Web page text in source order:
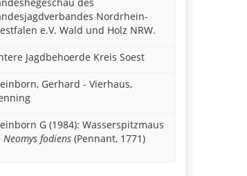
Nordrhein-
e.V. Wald und Holz NRW.
Jagdbehoerde Kreis Soest
Gerhard - Vierhaus,
G (1984): Wasserspitzmaus
Neomys fodiens(Pennant, 1771)